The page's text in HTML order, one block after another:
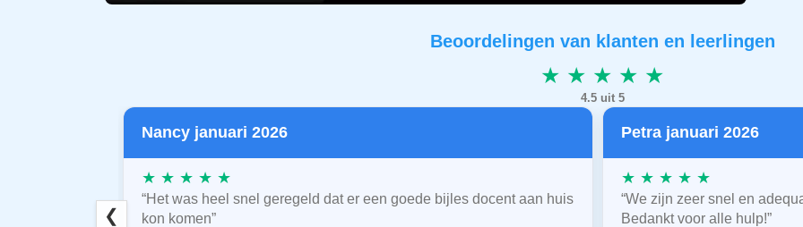
Beoordelingen van klanten en leerlingen
★ ★ ★ ★ ★
4.5 uit 5
Nancy januari 2026
★ ★ ★ ★ ★
“Het was heel snel geregeld dat er een goede bijles docent aan huis
kon komen”
Petra januari 2026
★ ★ ★ ★ ★
“We zijn zeer snel en
Bedankt voor alle hulp!”
❮